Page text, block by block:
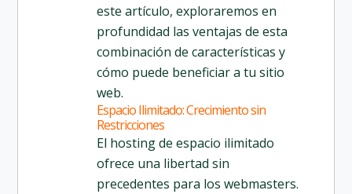
este artículo, exploraremos en
profundidad las ventajas de esta
combinación de características y
cómo puede beneficiar a tu sitio
web.
Espacio Ilimitado: Crecimiento sin
Restricciones
El hosting de espacio ilimitado
ofrece una libertad sin
precedentes para los webmasters.